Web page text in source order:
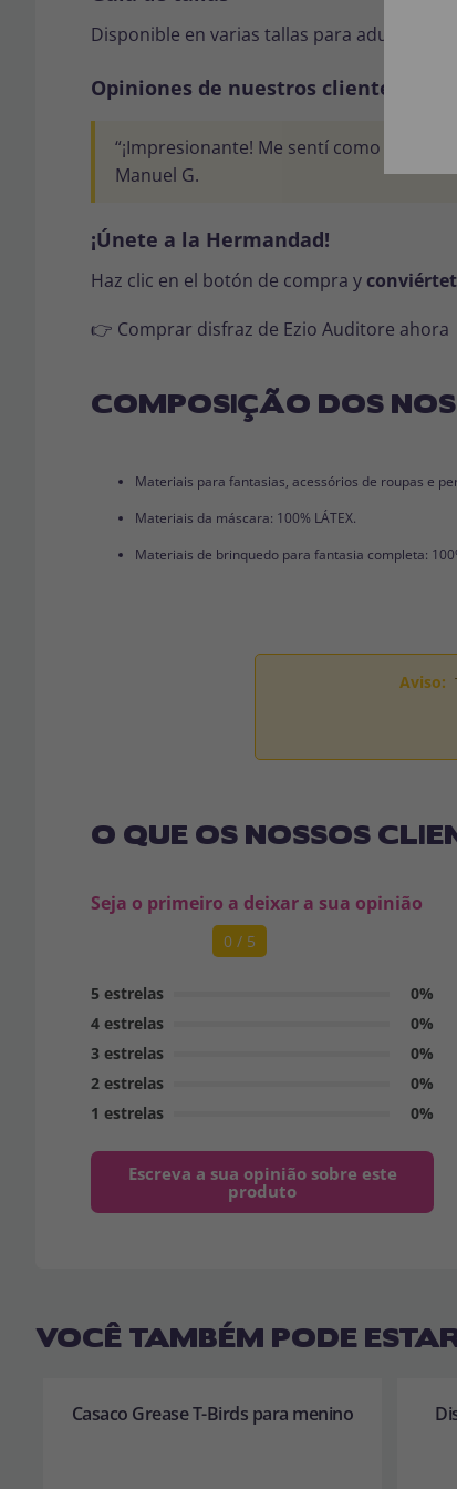
Disponible en varias tallas para adulto.
Opiniones de nuestros clientes
“¡Impresionante! Me sentí como Ezio
Manuel G.
¡Únete a la Hermandad!
Haz clic en el botón de compra y
👉 Comprar disfraz de Ezio Auditore ahora
COMPOSIÇÃO DOS
Materiais para fantasias, acessórios de roupas e
Materiais da máscara: 100% LÁTEX.
Materiais de brinquedo para fantasia completa:
Aviso:
O QUE OS NOSSOS
Seja o primeiro a deixar a sua opinião
0 / 5
5 estrelas
0%
4 estrelas
0%
3 estrelas
0%
2 estrelas
0%
1 estrelas
0%
Escreva a sua opinião sobre este
produto
VOCÊ TAMBÉM PODE
Casaco Grease T-Birds para menino